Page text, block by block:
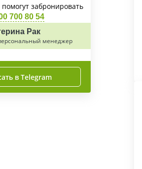
забронировать
700 80 54
Рак
менеджер
в Telegram